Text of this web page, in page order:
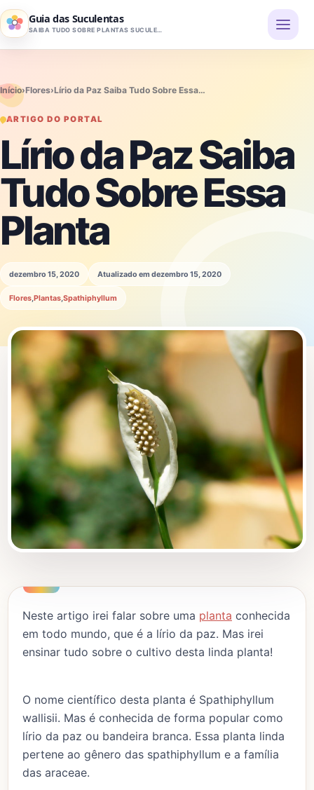
Pular para o conteúdo
Guia das Suculentas
SAIBA TUDO SOBRE PLANTAS SUCULENTAS
Início›Flores›Lírio da Paz Saiba Tudo Sobre Essa…
ARTIGO DO PORTAL
Lírio da Paz Saiba
Tudo Sobre Essa
Planta
dezembro 15, 2020 Atualizado em dezembro 15, 2020
Flores Plantas Spathiphyllum
Neste artigo irei falar sobre uma planta conhecida
em todo mundo, que é a lírio da paz. Mas irei
ensinar tudo sobre o cultivo desta linda planta!
O nome científico desta planta é Spathiphyllum
wallisii. Mas é conhecida de forma popular como
lírio da paz ou bandeira branca. Essa planta linda
pertene ao gênero das spathiphyllum e a família
das araceae.